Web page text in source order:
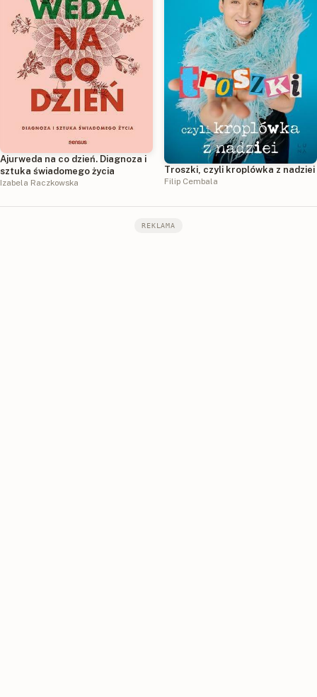
Ajurweda na co dzień. Diagnoza i
sztuka świadomego życia
Izabela Raczkowska
Troszki, czyli kroplówka z nadziei
Filip Cembala
REKLAMA